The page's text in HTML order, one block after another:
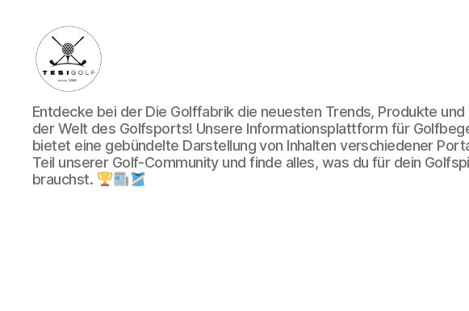
Die
Golffabrik
-
Deine
Plattform
Entdecke bei der Die Golffabrik die neuesten Trends, Produkte und
der Welt des Golfsports! Unsere Informationsplattform für
bietet eine gebündelte Darstellung von Inhalten verschiedener
Teil unserer Golf-Community und finde alles, was du für dein
brauchst.